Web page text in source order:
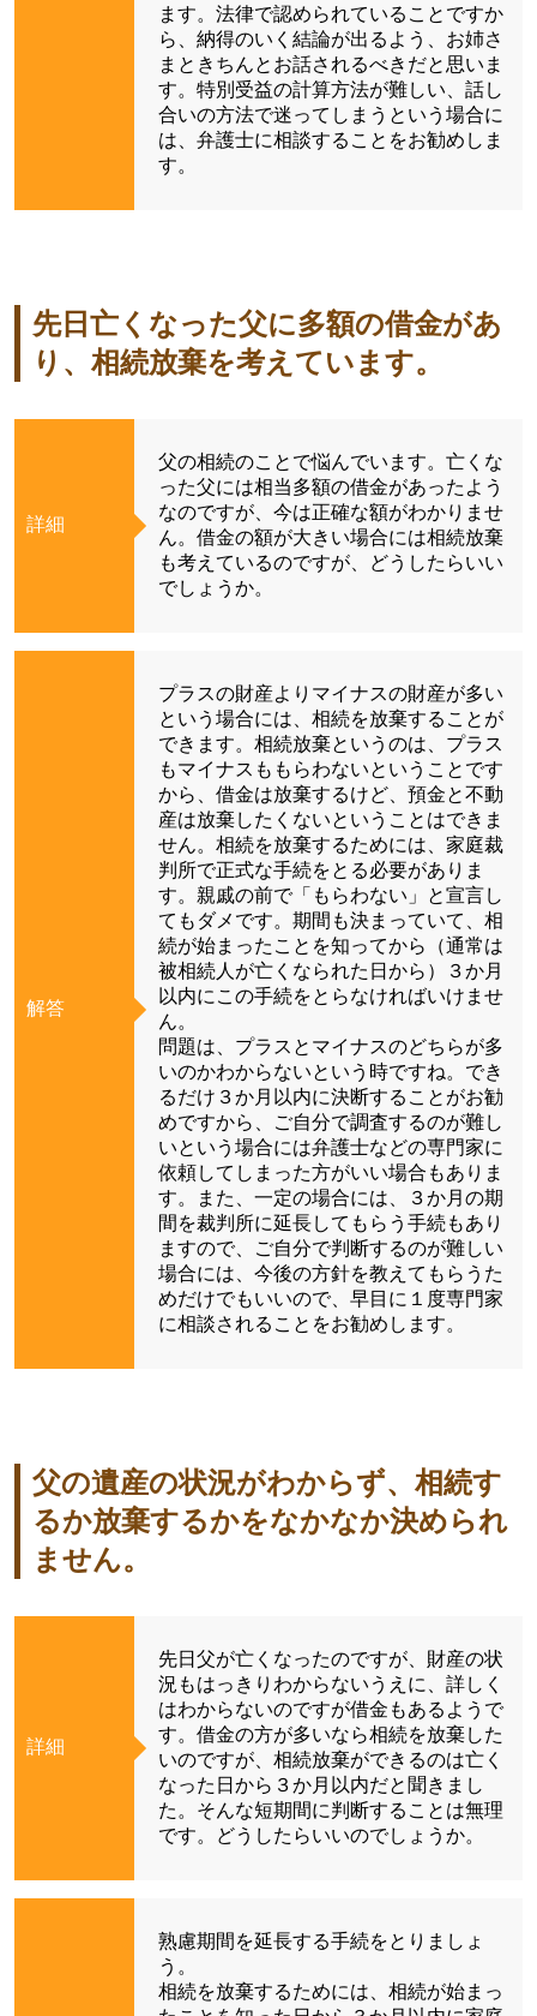
ます。法律で認められていることですか
ら、納得のいく結論が出るよう、お姉さ
まときちんとお話されるべきだと思いま
す。特別受益の計算方法が難しい、話し
合いの方法で迷ってしまうという場合に
は、弁護士に相談することをお勧めしま
す。
先日亡くなった父に多額の借金があ
り、相続放棄を考えています。
詳細
父の相続のことで悩んでいます。亡くな
った父には相当多額の借金があったよう
なのですが、今は正確な額がわかりませ
ん。借金の額が大きい場合には相続放棄
も考えているのですが、どうしたらいい
でしょうか。
解答
プラスの財産よりマイナスの財産が多い
という場合には、相続を放棄することが
できます。相続放棄というのは、プラス
もマイナスももらわないということです
から、借金は放棄するけど、預金と不動
産は放棄したくないということはできま
せん。相続を放棄するためには、家庭裁
判所で正式な手続をとる必要がありま
す。親戚の前で「もらわない」と宣言し
てもダメです。期間も決まっていて、相
続が始まったことを知ってから（通常は
被相続人が亡くなられた日から）３か月
以内にこの手続をとらなければいけませ
ん。
問題は、プラスとマイナスのどちらが多
いのかわからないという時ですね。でき
るだけ３か月以内に決断することがお勧
めですから、ご自分で調査するのが難し
いという場合には弁護士などの専門家に
依頼してしまった方がいい場合もありま
す。また、一定の場合には、３か月の期
間を裁判所に延長してもらう手続もあり
ますので、ご自分で判断するのが難しい
場合には、今後の方針を教えてもらうた
めだけでもいいので、早目に１度専門家
に相談されることをお勧めします。
父の遺産の状況がわからず、相続す
るか放棄するかをなかなか決められ
ません。
詳細
先日父が亡くなったのですが、財産の状
況もはっきりわからないうえに、詳しく
はわからないのですが借金もあるようで
す。借金の方が多いなら相続を放棄した
いのですが、相続放棄ができるのは亡く
なった日から３か月以内だと聞きまし
た。そんな短期間に判断することは無理
です。どうしたらいいのでしょうか。
熟慮期間を延長する手続をとりましょ
う。
相続を放棄するためには、相続が始まっ